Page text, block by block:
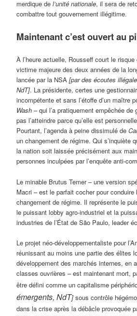
merdique del’unité nationale, il sera de
combattre tout gouvernement illégitime.
Maintenant c’est ouvert au
À l’heure actuelle, Rousseff court le
victime majeure des deux années de la
lancée par la NSA[par des écoutes
NdT]. La présidente, certes une
incompétente et sans l’étoffe d’un maître
Wash – qui l’a pratiquement empêchée de
pas l’atteindre parce qu’elle est
Pourtant, l’agenda à peine dissimulé de
un changement de régime. Qui s’inquiète
la nation soit laissée précisément aux
personnes inculpées par l’enquête anti-
Le minable Brutus Temer – une version
Macri – est le parfait cocher pour
changement de régime. Il représente le
le puissant lobby agro-industriel et la
industries de l’État de São Paulo, leader
Le projet néo-développementaliste pour
réunissant au moins une partie des élites
développement des marchés internes, en
classes ouvrières – est maintenant mort,
être défini comme un capitalisme
émergents, NdT] sous contrôle
dans la crise après la débâcle provoquée